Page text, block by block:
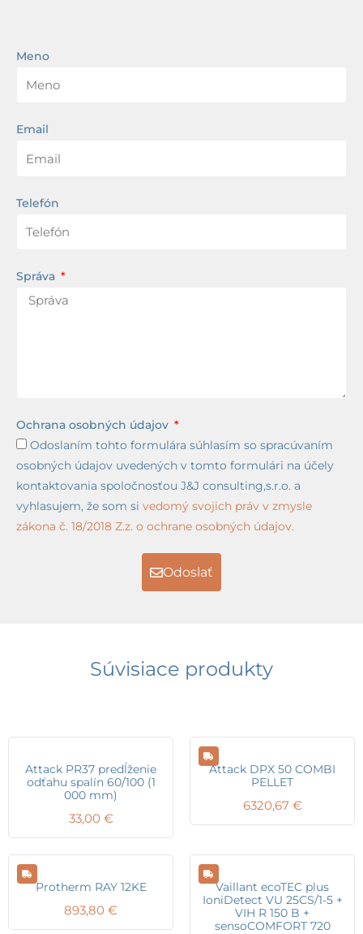
Meno
Email
Telefón
Správa
Ochrana osobných údajov
Odoslaním tohto formulára súhlasím so spracúvaním
osobných údajov uvedených v tomto formulári na účely
kontaktovania spoločnosťou J&J consulting,s.r.o. a
vyhlasujem, že som si vedomý svojich práv v zmysle
zákona č. 18/2018 Z.z. o ochrane osobných údajov.
Odoslať
Súvisiace produkty
Attack PR37 predĺženie
odťahu spalín 60/100 (1
000 mm)
33,00 €
Attack DPX 50 COMBI
PELLET
6320,67 €
Protherm RAY 12KE
893,80 €
Vaillant ecoTEC plus
IoniDetect VU 25CS/1-5 +
VIH R 150 B +
sensoCOMFORT 720